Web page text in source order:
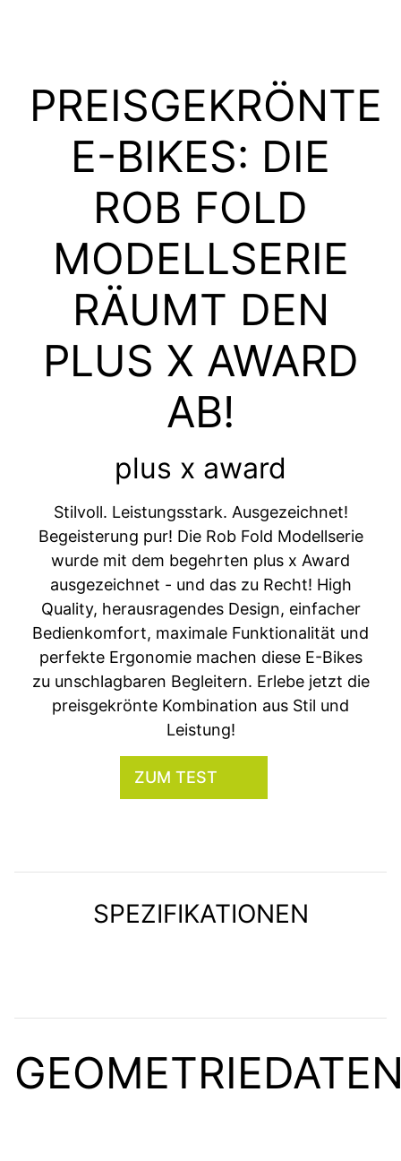
PREISGEKRÖNTE
E-BIKES: DIE
ROB FOLD
MODELLSERIE
RÄUMT DEN
PLUS X AWARD
AB!
plus x award
Stilvoll. Leistungsstark. Ausgezeichnet!
Begeisterung pur! Die Rob Fold Modellserie
wurde mit dem begehrten plus x Award
ausgezeichnet - und das zu Recht! High
Quality, herausragendes Design, einfacher
Bedienkomfort, maximale Funktionalität und
perfekte Ergonomie machen diese E-Bikes
zu unschlagbaren Begleitern. Erlebe jetzt die
preisgekrönte Kombination aus Stil und
Leistung!
ZUM TEST
SPEZIFIKATIONEN